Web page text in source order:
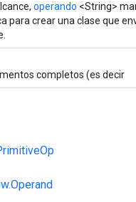
operando <String>
para crear una clase que
completos (es decir